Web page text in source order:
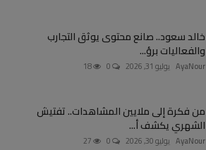
خالد سعود.. صانع محتوى يوثق التجارب
والفعاليات برؤ...
AyaNour يوليو 31, 2026
من فكرة إلى ملايين المشاهدات.. تفتيش
الشهري يكشف أ...
AyaNour يوليو 30, 2026